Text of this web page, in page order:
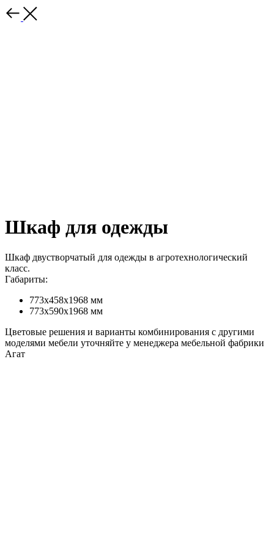
Шкаф для одежды
Шкаф двустворчатый для одежды в агротехнологический
класс.
Габариты:
773х458х1968 мм
773х590х1968 мм
Цветовые решения и варианты комбинирования с другими
моделями мебели уточняйте у менеджера мебельной фабрики
Агат